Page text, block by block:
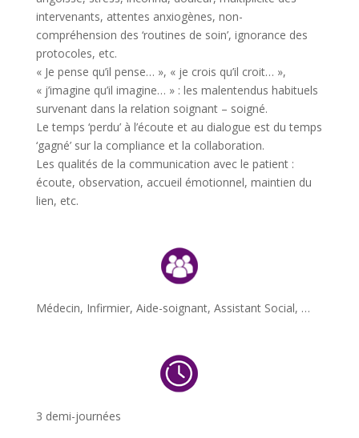
intervenants, attentes anxiogènes, non-
compréhension des ‘routines de soin’, ignorance des
protocoles, etc.
« Je pense qu’il pense… », « je crois qu’il croit… »,
« j’imagine qu’il imagine… » : les malentendus habituels
survenant dans la relation soignant – soigné.
Le temps ‘perdu’ à l’écoute et au dialogue est du temps
‘gagné’ sur la compliance et la collaboration.
Les qualités de la communication avec le patient :
écoute, observation, accueil émotionnel, maintien du
lien, etc.
Médecin, Infirmier, Aide-soignant, Assistant Social, …
3 demi-journées